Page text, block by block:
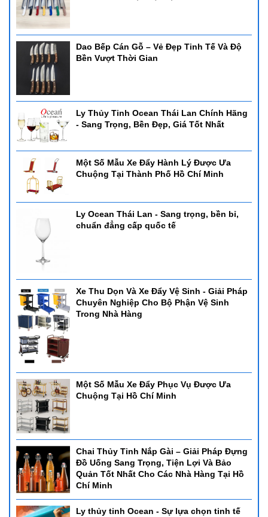
Dao Bếp Cán Gỗ – Vẻ Đẹp Tinh Tế Và Độ
Bền Vượt Thời Gian
Ly Thủy Tinh Ocean Thái Lan Chính Hãng
- Sang Trọng, Bền Đẹp, Giá Tốt Nhất
Một Số Mẫu Xe Đẩy Hành Lý Được Ưa
Chuộng Tại Thành Phố Hồ Chí Minh
Ly Ocean Thái Lan - Sang trọng, bền bỉ,
chuẩn đẳng cấp quốc tế
Xe Thu Dọn Và Xe Đẩy Vệ Sinh - Giải Pháp
Chuyên Nghiệp Cho Bộ Phận Vệ Sinh
Trong Nhà Hàng
Một Số Mẫu Xe Đẩy Phục Vụ Được Ưa
Chuộng Tại Hồ Chí Minh
Chai Thủy Tinh Nắp Gài – Giải Pháp Đựng
Đồ Uống Sang Trọng, Tiện Lợi Và Bảo
Quản Tốt Nhất Cho Các Nhà Hàng Tại Hồ
Chí Minh
Ly thủy tinh Ocean - Sự lựa chọn tinh tế